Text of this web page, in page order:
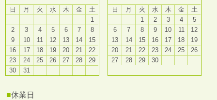
日
月 火 水 木 金
土
1
2
3 4 5 6 7
8
9
10 11 12 13 14
15
16
17 18 19 20 21
22
23
24 25 26 27 28
29
30
31
日
月 火 水 木 金
土
1
2 3 4
5
6
7 8 9 10 11
12
13
14 15 16 17 18
19
20
21 22 23 24 25
26
27
28 29 30
■休業日